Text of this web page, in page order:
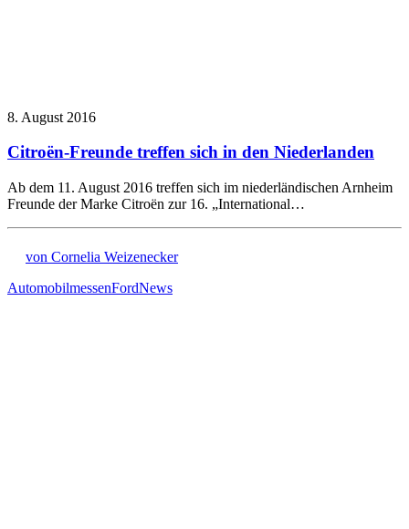
8. August 2016
Citroën-Freunde treffen sich in den Niederlanden
Ab dem 11. August 2016 treffen sich im niederländischen Arnheim
Freunde der Marke Citroën zur 16. „International…
von Cornelia Weizenecker
AutomobilmessenFordNews